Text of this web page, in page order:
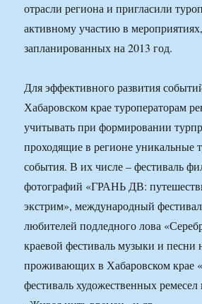
отрасли региона и пригласили
активному участию в мероприятиях,
запланированных на 2013 год.
Для эффективного развития
Хабаровском крае туроператорам
учитывать при формировании
проходящие в регионе уникальные
события. В их числе – фестиваль
фотографий «ГРАНЬ ДВ:
экстрим», международный
любителей подледного лова
краевой фестиваль музыки и песни
проживающих в Хабаровском крае
фестиваль художественных